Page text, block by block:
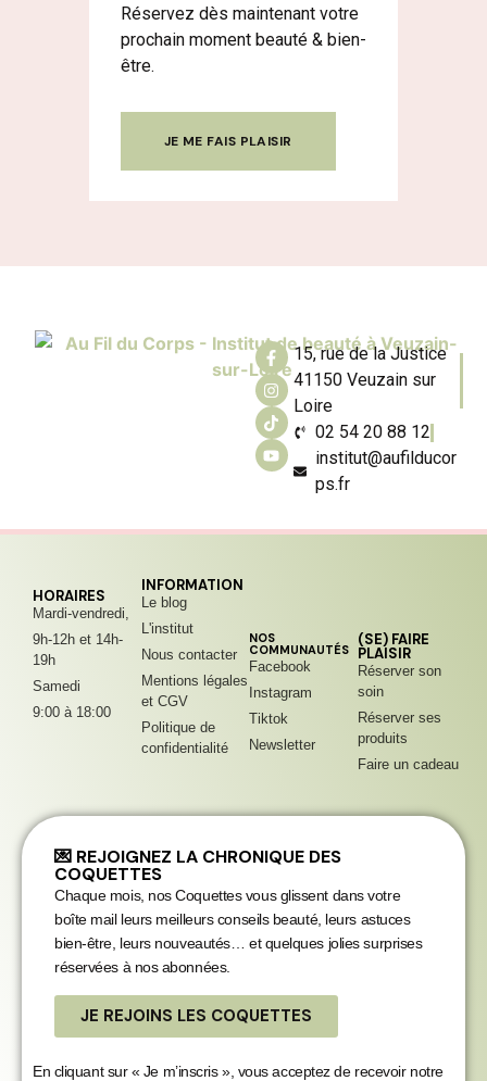
Réservez dès maintenant votre
prochain moment beauté & bien-
être.
JE ME FAIS PLAISIR
15, rue de la Justice
41150 Veuzain sur
Loire
02 54 20 88 12
institut@aufilducor
ps.fr
HORAIRES
Mardi-vendredi,
9h-12h et 14h-
19h
Samedi
9:00 à 18:00
INFORMATION
Le blog
L'institut
Nous contacter
Mentions légales
et CGV
Politique de
confidentialité
NOS
COMMUNAUTÉS
Facebook
Instagram
Tiktok
Newsletter
(SE) FAIRE
PLAISIR
Réserver son
soin
Réserver ses
produits
Faire un cadeau
💌 REJOIGNEZ LA CHRONIQUE DES
COQUETTES
Chaque mois, nos Coquettes vous glissent dans votre
boîte mail leurs meilleurs conseils beauté, leurs astuces
bien-être, leurs nouveautés… et quelques jolies surprises
réservées à nos abonnées.
JE REJOINS LES COQUETTES
En cliquant sur « Je m’inscris », vous acceptez de recevoir notre